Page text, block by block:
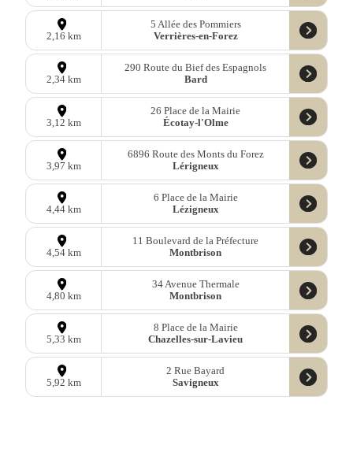
2,16 km
5 Allée des Pommiers
Verrières-en-Forez
2,34 km
290 Route du Bief des Espagnols
Bard
3,12 km
26 Place de la Mairie
Écotay-l'Olme
3,97 km
6896 Route des Monts du Forez
Lérigneux
4,44 km
6 Place de la Mairie
Lézigneux
4,54 km
11 Boulevard de la Préfecture
Montbrison
4,80 km
34 Avenue Thermale
Montbrison
5,33 km
8 Place de la Mairie
Chazelles-sur-Lavieu
5,92 km
2 Rue Bayard
Savigneux